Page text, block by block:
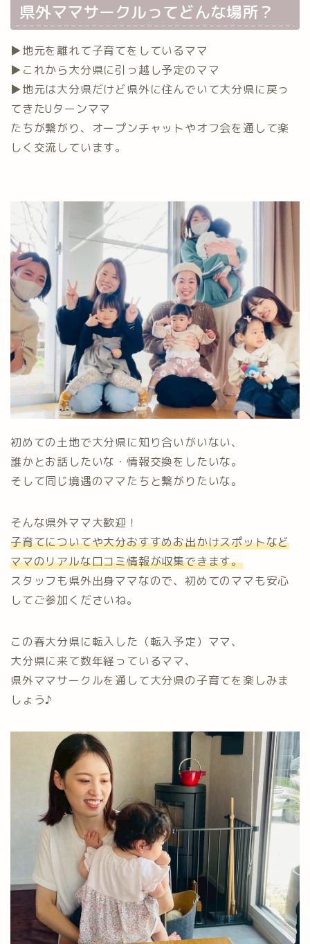
県外ママサークルってどんな場所？
▶地元を離れて子育てをしているママ
▶これから大分県に引っ越し予定のママ
▶地元は大分県だけど県外に住んでいて大分県に戻っ
てきたUターンママ
たちが繋がり、オープンチャットやオフ会を通して楽
しく交流しています。
初めての土地で大分県に知り合いがいない、
誰かとお話したいな・情報交換をしたいな。
そして同じ境遇のママたちと繋がりたいな。
そんな県外ママ大歓迎！
子育てについてや大分おすすめお出かけスポットなど
ママのリアルな口コミ情報が収集できます。
スタッフも県外出身ママなので、初めてのママも安心
してご参加くださいね。
この春大分県に転入した（転入予定）ママ、
大分県に来て数年経っているママ、
県外ママサークルを通して大分県の子育てを楽しみま
しょう♪